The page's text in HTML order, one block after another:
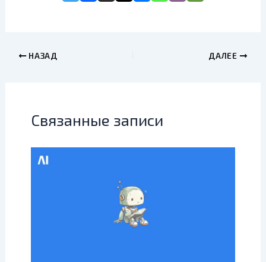
НАЗАД ДАЛЕЕ
Связанные записи